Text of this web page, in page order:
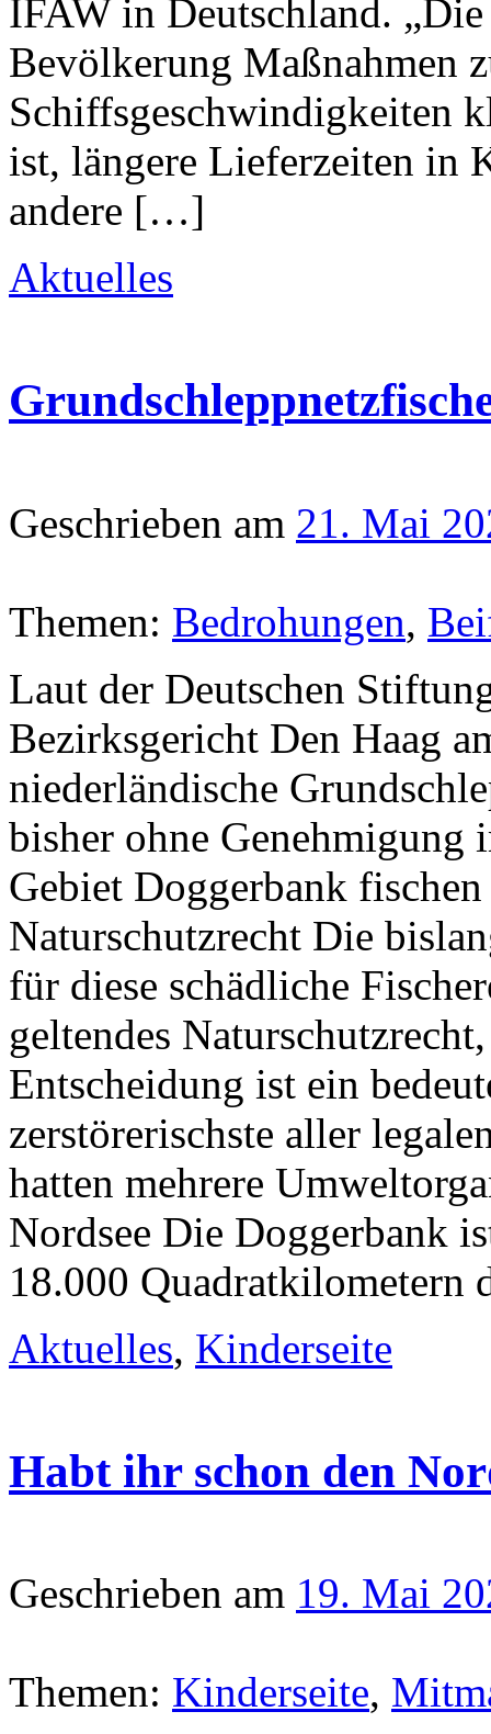
IFAW in Deutschland.
Bevölkerung Maßnahmen
Schiffsgeschwindigkeiten
ist, längere Lieferzeiten in
andere […]
Aktuelles
Geschrieben am 21. Mai
Themen: Bedrohungen,
Laut der Deutschen
Bezirksgericht Den Haag
niederländische
bisher ohne Genehmigung
Gebiet Doggerbank
Naturschutzrecht Die
für diese schädliche
geltendes
Entscheidung ist ein
zerstörerischste aller
hatten mehrere
Nordsee Die Doggerbank
18.000
Aktuelles, Kinderseite
Habt ihr schon den
Geschrieben am 19. Mai
Themen: Kinderseite,